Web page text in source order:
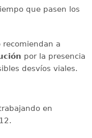
que pasen los
a
por la presencia
desvíos viales.
en